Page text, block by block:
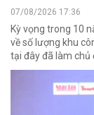
07/08/2026 17:36
Kỳ vọng trong 10
về số lượng khu
tại đây đã làm chủ